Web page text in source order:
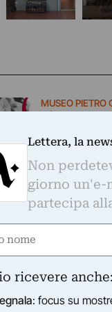
MUSEO PIETRO
Nick
La
di Villa
dell’artista
istituzione a
Roma (RM)
È
sempre
Lettera, la
Non
giorno un'e-
partecipa
ricevere anche:
: focus su